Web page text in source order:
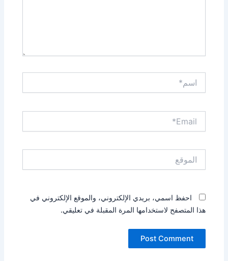
احفظ اسمي، بريدي الإلكتروني، والموقع الإلكتروني في
هذا المتصفح لاستخدامها المرة المقبلة في تعليقي.